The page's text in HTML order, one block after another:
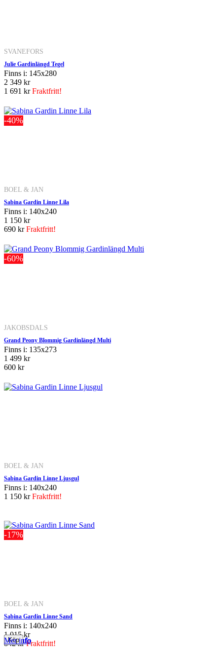
Mer info
Mer info
Mer info
Mer info
Mer info
Mer info
Mer info
Mer info
Mer info
Mer info
Mer info
SVANEFORS
Julie Gardinlängd Tegel
Finns i: 145x280
2 349 kr
1 691 krFraktfritt!
-40%
BOEL & JAN
Sabina Gardin Linne Lila
Finns i: 140x240
1 150 kr
690 krFraktfritt!
-60%
JAKOBSDALS
Grand Peony Blommig Gardinlängd Multi
Finns i: 135x273
1 499 kr
600 kr
BOEL & JAN
Sabina Gardin Linne Ljusgul
Finns i: 140x240
1 150 krFraktfritt!
-17%
BOEL & JAN
Sabina Gardin Linne Sand
Finns i: 140x240
1 015 kr
842 krFraktfritt!
Mer info